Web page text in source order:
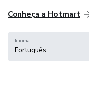
Conheça a Hotmart
Idioma
Português